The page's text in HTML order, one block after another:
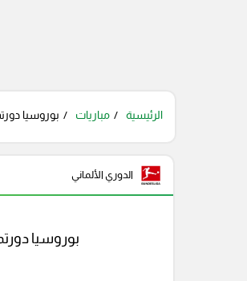
الرئيسية مباريات بوروسيا
الدوري الألماني
بوروسيا